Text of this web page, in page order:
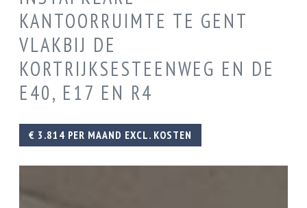
KANTOORRUIMTE TE GENT
VLAKBIJ DE
KORTRIJKSESTEENWEG EN DE
E40, E17 EN R4
€ 3.814 PER MAAND EXCL. KOSTEN